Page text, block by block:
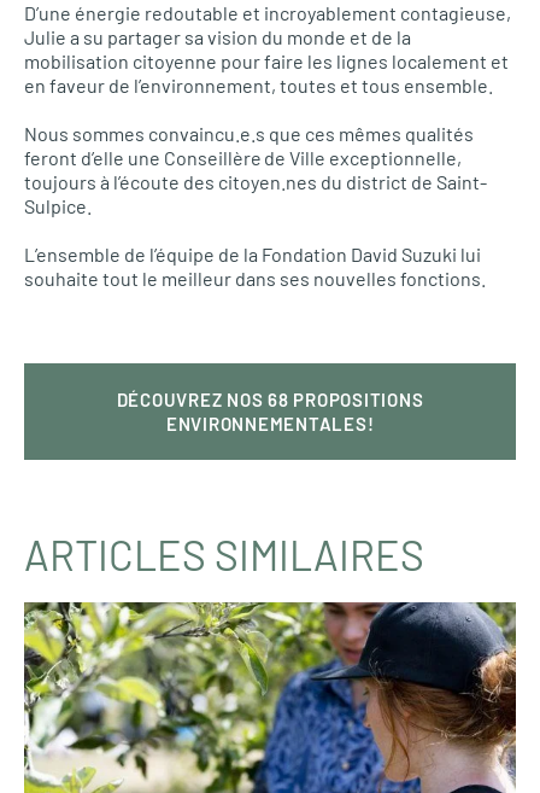
D’une énergie redoutable et incroyablement contagieuse,
Julie a su partager sa vision du monde et de la
mobilisation citoyenne pour faire les lignes localement et
en faveur de l’environnement, toutes et tous ensemble.
Nous sommes convaincu.e.s que ces mêmes qualités
feront d’elle une Conseillère de Ville exceptionnelle,
toujours à l’écoute des citoyen.nes du district de Saint-
Sulpice.
L’ensemble de l’équipe de la Fondation David Suzuki lui
souhaite tout le meilleur dans ses nouvelles fonctions.
DÉCOUVREZ NOS 68 PROPOSITIONS
ENVIRONNEMENTALES!
ARTICLES SIMILAIRES